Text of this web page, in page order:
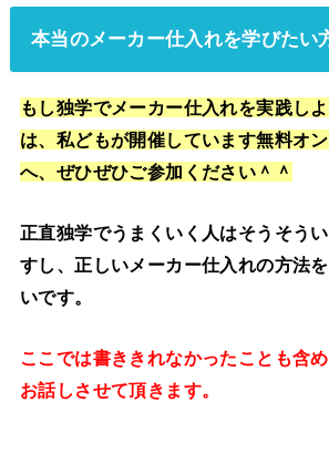
本当のメーカー仕入れを学びたい
もし独学でメーカー仕入れを実践し
は、私どもが開催しています無料オ
へ、ぜひぜひご参加ください＾＾
正直独学でうまくいく人はそうそう
すし、正しいメーカー仕入れの方法
いです。
ここでは書ききれなかったことも含
お話しさせて頂きます。